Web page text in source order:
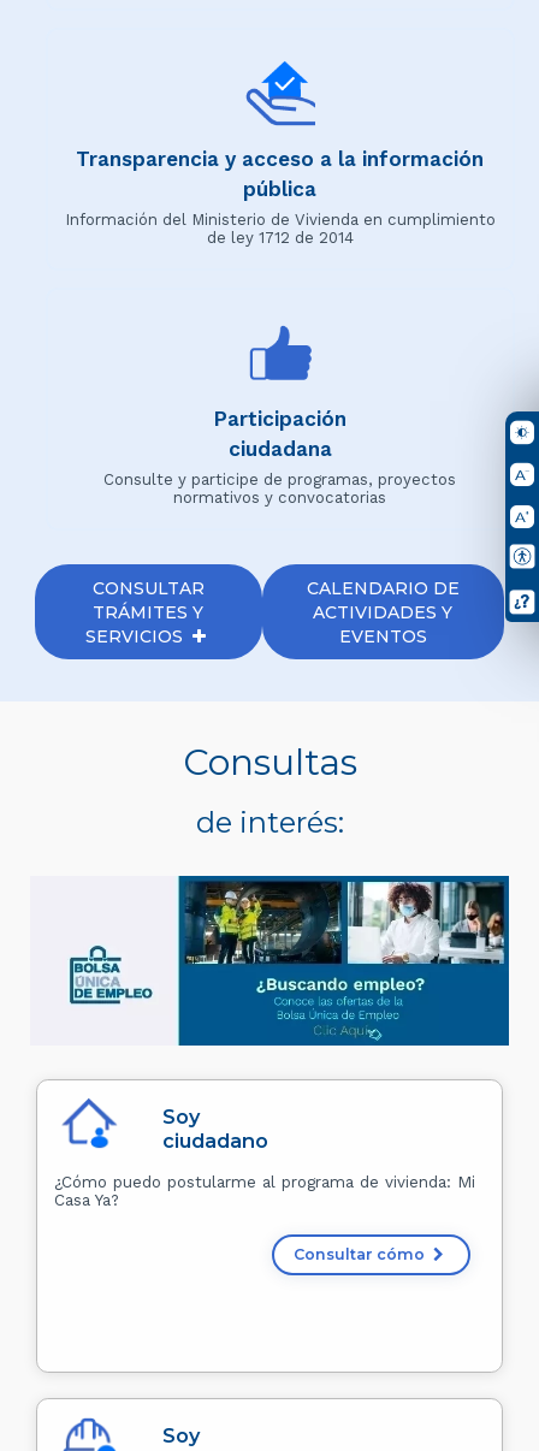
Transparencia y acceso a la información
pública
Información del Ministerio de Vivienda en cumplimiento
de ley 1712 de 2014
Participación
ciudadana
Consulte y participe de programas, proyectos
normativos y convocatorias
CONSULTAR
TRÁMITES Y
SERVICIOS
CALENDARIO DE
ACTIVIDADES Y
EVENTOS
Consultas
de interés:
Soy
ciudadano
¿Cómo puedo postularme al programa de vivienda: Mi
Casa Ya?
Consultar cómo
Soy